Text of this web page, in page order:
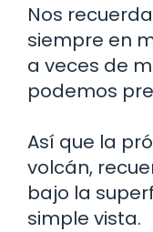
Nos
siempre en
a veces de
podemos
Así que la
volcán,
bajo la
simple vista.